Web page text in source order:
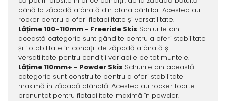
până la zăpadă afânată din afara pârtiilor. Acestea au
rocker pentru a oferi flotabilitate și versatilitate.
Lățime 100-110mm - Freeride Skis Schiurile din
această categorie sunt gândite pentru a oferi stabilitate
și flotabilitate în condiții de zăpadă afânată și
versatilitate pentru condiții variabile pe tot muntele.
Lățime 110mm+ - Powder Skis Schiurile din această
categorie sunt construite pentru a oferi stabilitate
maximă în zăpadă afânată. Acestea au rocker foarte
pronunțat pentru flotabilitate maximă în powder.